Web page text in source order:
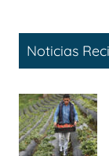
Noticias